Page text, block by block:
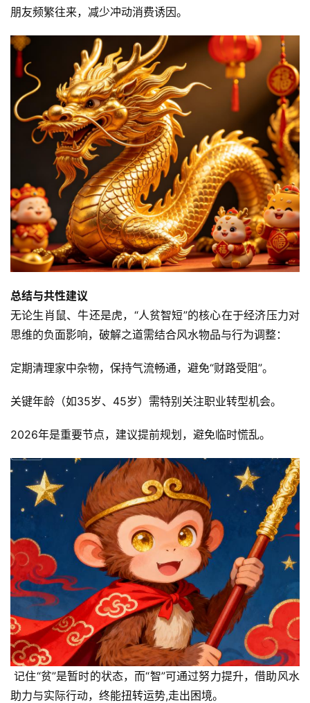
朋友频繁往来，减少冲动消费诱因。
总结与共性建议
无论生肖鼠、牛还是虎，“人贫智短”的核心在于经济压力对
思维的负面影响，破解之道需结合风水物品与行为调整：
定期清理家中杂物，保持气流畅通，避免“财路受阻”。
关键年龄（如35岁、45岁）需特别关注职业转型机会。
2026年是重要节点，建议提前规划，避免临时慌乱。
记住“贫”是暂时的状态，而“智”可通过努力提升，借助风水
助力与实际行动，终能扭转运势,走出困境。